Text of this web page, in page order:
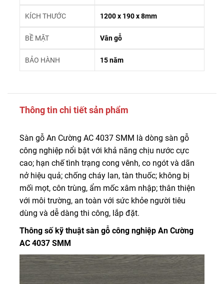
KÍCH THƯỚC 1200 x 190 x 8mm
BỀ MẶT Vân gỗ
BẢO HÀNH 15 năm
Thông tin chi tiết sản phẩm
Sàn gỗ An Cường AC 4037 SMM là dòng sàn gỗ
công nghiệp nổi bật với khả năng chịu nước cực
cao; hạn chế tình trạng cong vênh, co ngót và dãn
nở hiệu quả; chống cháy lan, tàn thuốc; không bị
mối mọt, côn trùng, ẩm mốc xâm nhập; thân thiện
với môi trường, an toàn với sức khỏe người tiêu
dùng và dễ dàng thi công, lắp đặt.
Thông số kỹ thuật sàn gỗ công nghiệp An Cường
AC 4037 SMM